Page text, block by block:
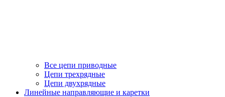
Все цепи приводные
Цепи трехрядные
Цепи двухрядные
Линейные направляющие и каретки